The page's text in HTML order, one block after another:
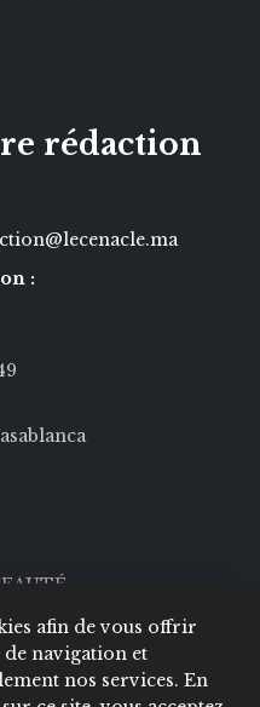
afin de vous offrir
navigation et
nos services. En
rédaction
: